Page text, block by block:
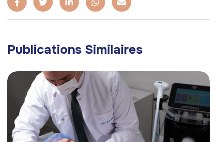
Publications Similaires